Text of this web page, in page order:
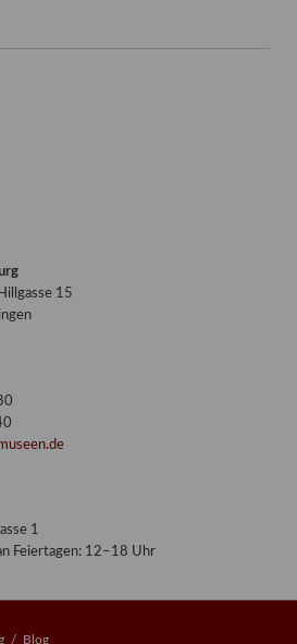
15
1
Feiertagen: 12–18 Uhr
Blog